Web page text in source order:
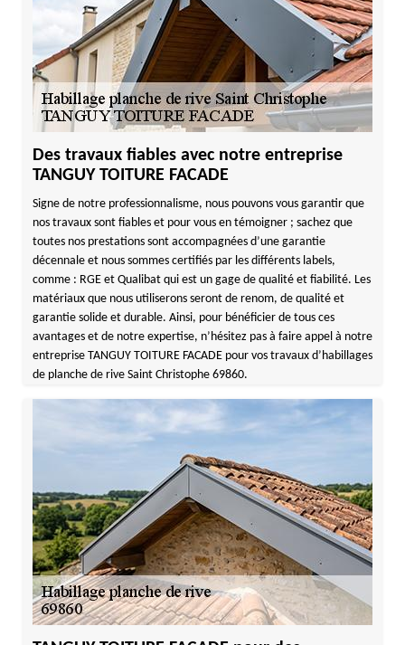
Des travaux fiables avec notre entreprise
TANGUY TOITURE FACADE
Signe de notre professionnalisme, nous pouvons vous garantir que
nos travaux sont fiables et pour vous en témoigner ; sachez que
toutes nos prestations sont accompagnées d’une garantie
décennale et nous sommes certifiés par les différents labels,
comme : RGE et Qualibat qui est un gage de qualité et fiabilité. Les
matériaux que nous utiliserons seront de renom, de qualité et
garantie solide et durable. Ainsi, pour bénéficier de tous ces
avantages et de notre expertise, n’hésitez pas à faire appel à notre
entreprise TANGUY TOITURE FACADE pour vos travaux d’habillages
de planche de rive Saint Christophe 69860.